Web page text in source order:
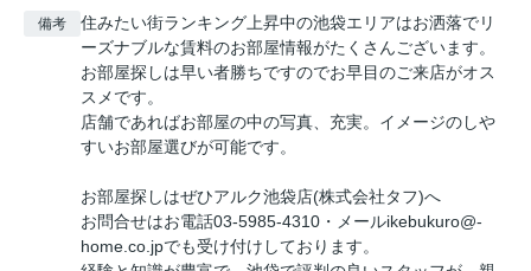
備考
住みたい街ランキング上昇中の池袋エリアはお洒落でリ
ーズナブルな賃料のお部屋情報がたくさんございます。
お部屋探しは早い者勝ちですのでお早目のご来店がオス
スメです。
店舗であればお部屋の中の写真、充実。イメージのしや
すいお部屋選びが可能です。
お部屋探しはぜひアルク池袋店(株式会社タフ)へ
お問合せはお電話03-5985-4310・メールikebukuro@-
home.co.jpでも受け付けしております。